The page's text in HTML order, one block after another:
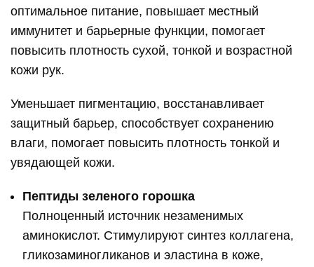
оптимальное питание, повышает местный
иммунитет и барьерные функции, помогает
повысить плотность сухой, тонкой и возрастной
кожи рук.
Уменьшает пигментацию, восстанавливает
защитный барьер, способствует сохранению
влаги, помогает повысить плотность тонкой и
увядающей кожи.
Пептиды зеленого горошка
Полноценный источник незаменимых
аминокислот. Стимулируют синтез коллагена,
гликозаминогликанов и эластина в коже,